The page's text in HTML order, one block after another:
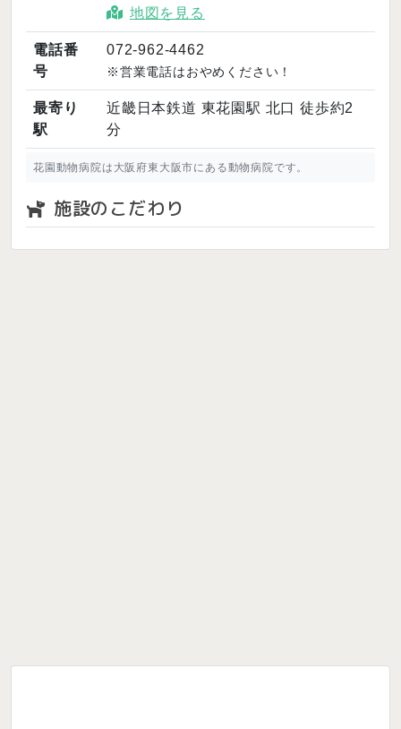
地図を見る
電話番
号
072-962-4462
※営業電話はおやめください！
最寄り
駅
近畿日本鉄道 東花園駅 北口 徒歩約2
分
花園動物病院は大阪府東大阪市にある動物病院です。
施設のこだわり